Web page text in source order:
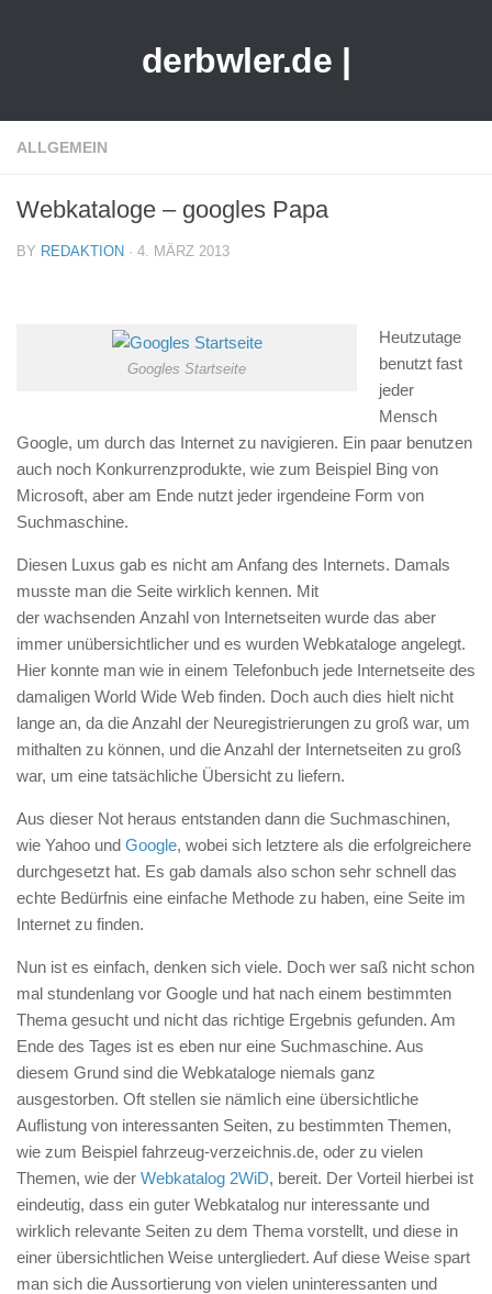
derbwler.de |
ALLGEMEIN
Webkataloge – googles Papa
BY REDAKTION · 4. MÄRZ 2013
Googles Startseite
Heutzutage
benutzt fast
jeder
Mensch
Google, um durch das Internet zu navigieren. Ein paar benutzen
auch noch Konkurrenzprodukte, wie zum Beispiel Bing von
Microsoft, aber am Ende nutzt jeder irgendeine Form von
Suchmaschine.
Diesen Luxus gab es nicht am Anfang des Internets. Damals
musste man die Seite wirklich kennen. Mit
der wachsenden Anzahl von Internetseiten wurde das aber
immer unübersichtlicher und es wurden Webkataloge angelegt.
Hier konnte man wie in einem Telefonbuch jede Internetseite des
damaligen World Wide Web finden. Doch auch dies hielt nicht
lange an, da die Anzahl der Neuregistrierungen zu groß war, um
mithalten zu können, und die Anzahl der Internetseiten zu groß
war, um eine tatsächliche Übersicht zu liefern.
Aus dieser Not heraus entstanden dann die Suchmaschinen,
wie Yahoo und Google, wobei sich letztere als die erfolgreichere
durchgesetzt hat. Es gab damals also schon sehr schnell das
echte Bedürfnis eine einfache Methode zu haben, eine Seite im
Internet zu finden.
Nun ist es einfach, denken sich viele. Doch wer saß nicht schon
mal stundenlang vor Google und hat nach einem bestimmten
Thema gesucht und nicht das richtige Ergebnis gefunden. Am
Ende des Tages ist es eben nur eine Suchmaschine. Aus
diesem Grund sind die Webkataloge niemals ganz
ausgestorben. Oft stellen sie nämlich eine übersichtliche
Auflistung von interessanten Seiten, zu bestimmten Themen,
wie zum Beispiel fahrzeug-verzeichnis.de, oder zu vielen
Themen, wie der Webkatalog 2WiD, bereit. Der Vorteil hierbei ist
eindeutig, dass ein guter Webkatalog nur interessante und
wirklich relevante Seiten zu dem Thema vorstellt, und diese in
einer übersichtlichen Weise untergliedert. Auf diese Weise spart
man sich die Aussortierung von vielen uninteressanten und